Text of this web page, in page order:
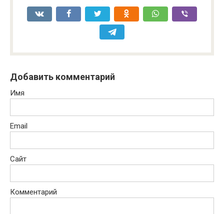
Добавить комментарий
Имя
Email
Сайт
Комментарий